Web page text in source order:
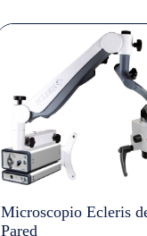
Microscopio Ecleris
Pared